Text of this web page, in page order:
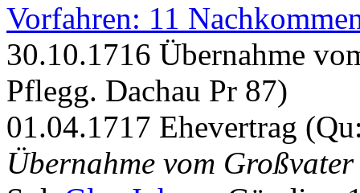
Vorfahren: 11
30.10.1716 Übernahme
Pflegg. Dachau Pr 87)
01.04.1717 Ehevertrag
Übernahme vom